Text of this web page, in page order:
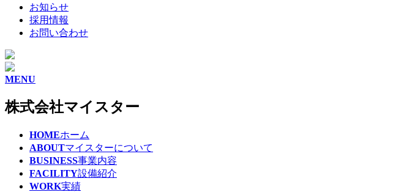
お知らせ
採用情報
お問い合わせ
MENU
株式会社マイスター
HOMEホーム
ABOUTマイスターについて
BUSINESS事業内容
FACILITY設備紹介
WORK実績